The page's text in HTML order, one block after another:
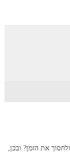
את הזמן? ובכן,